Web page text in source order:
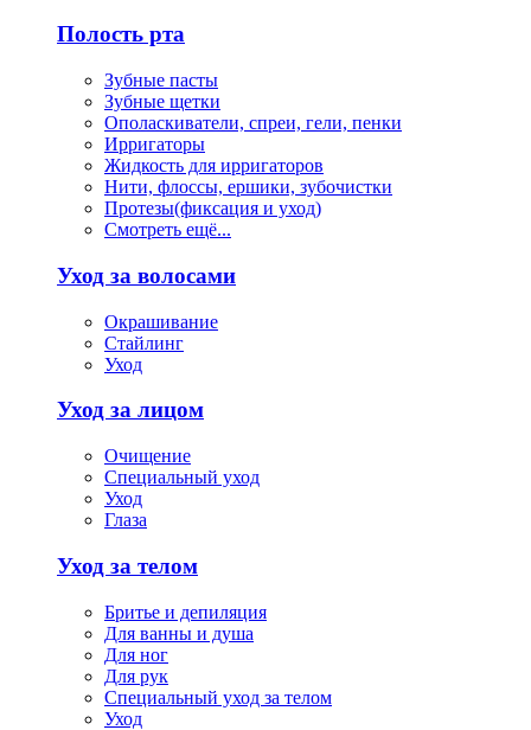
Полость рта
Зубные пасты
Зубные щетки
Ополаскиватели, спреи, гели, пенки
Ирригаторы
Жидкость для ирригаторов
Нити, флоссы, ершики, зубочистки
Протезы(фиксация и уход)
Смотреть ещё...
Уход за волосами
Окрашивание
Стайлинг
Уход
Уход за лицом
Очищение
Специальный уход
Уход
Глаза
Уход за телом
Бритье и депиляция
Для ванны и душа
Для ног
Для рук
Специальный уход за телом
Уход